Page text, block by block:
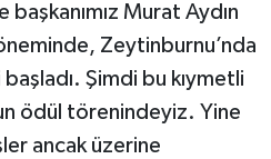
Murat Aydın
Zeytinburnu’nda
Şimdi bu kıymetli
ödül törenindeyiz. Yine
ancak üzerine